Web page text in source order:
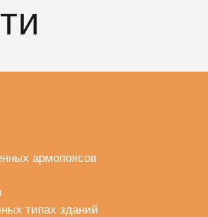
армопоясов
типах зданий